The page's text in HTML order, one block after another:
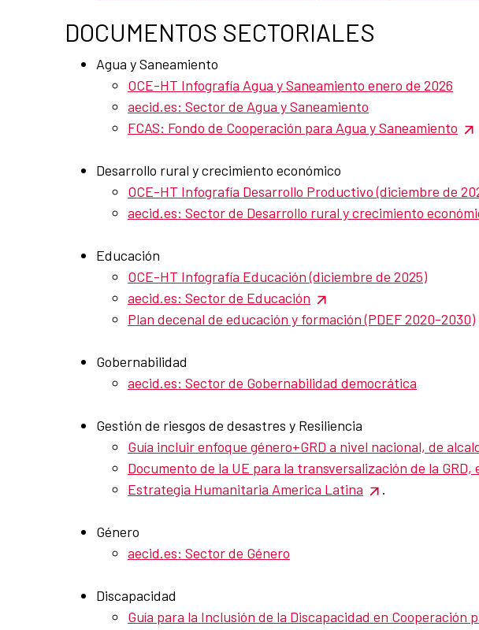
DOCUMENTOS SECTORIALES
Agua y Saneamiento
OCE-HT Infografía Agua y Saneamiento enero de 2026
aecid.es: Sector de Agua y Saneamiento
FCAS: Fondo de Cooperación para Agua y Saneamiento
Desarrollo rural y crecimiento económico
OCE-HT Infografía Desarrollo Productivo (diciembre de
aecid.es: Sector de Desarrollo rural y crecimiento
Educación
OCE-HT Infografía Educación (diciembre de 2025)
aecid.es: Sector de Educación
Plan decenal de educación y formación (PDEF 2020-2030)
Gobernabilidad
aecid.es: Sector de Gobernabilidad democrática
Gestión de riesgos de desastres y Resiliencia
Guía incluir enfoque género+GRD a nivel nacional, de
Documento de la UE para la transversalización de la
Estrategia Humanitaria America Latina
.
Género
aecid.es: Sector de Género
Discapacidad
Guía para la Inclusión de la Discapacidad en Cooperación